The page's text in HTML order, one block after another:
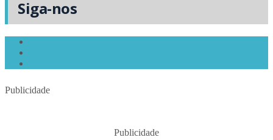
Siga-nos
Publicidade
Publicidade